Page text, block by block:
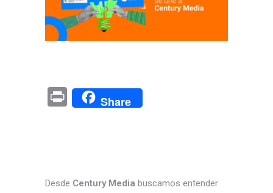
Pr
Share
Desde Century Media buscamos entender